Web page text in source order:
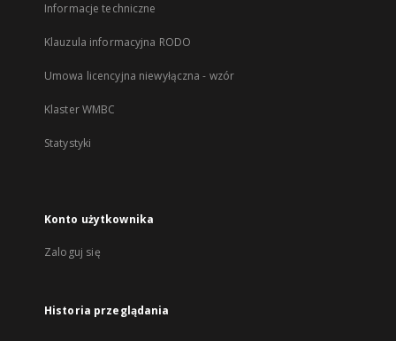
Informacje techniczne
Klauzula informacyjna RODO
Umowa licencyjna niewyłączna - wzór
Klaster WMBC
Statystyki
Konto użytkownika
Zaloguj się
Historia przeglądania